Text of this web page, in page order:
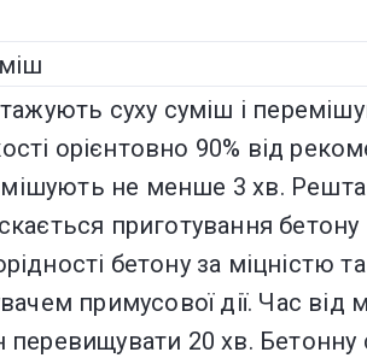
суху суміш і
орієнтовно 90% від
не менше 3 хв.
приготування
бетону за міцністю
примусової дії. Час
20 хв.